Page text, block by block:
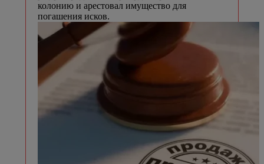
колонию и арестовал имущество для
погашения исков.